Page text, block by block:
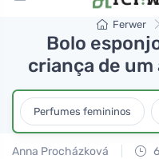
Ferwer
Bolo
criança de
Perfumes femininos
Anna Procházková